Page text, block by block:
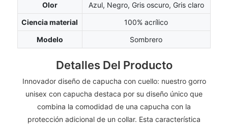
Olor
Azul, Negro, Gris oscuro, Gris claro
Ciencia material
100% acrílico
Modelo
Sombrero
Detalles Del Producto
Innovador diseño de capucha con cuello: nuestro gorro
unisex con capucha destaca por su diseño único que
combina la comodidad de una capucha con la
protección adicional de un collar. Esta característica